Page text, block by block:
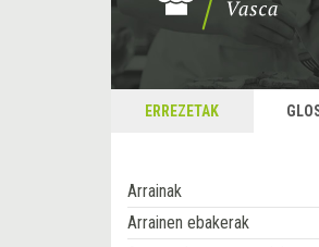
ERREZETAK
Arrainak
Arrainen ebakerak